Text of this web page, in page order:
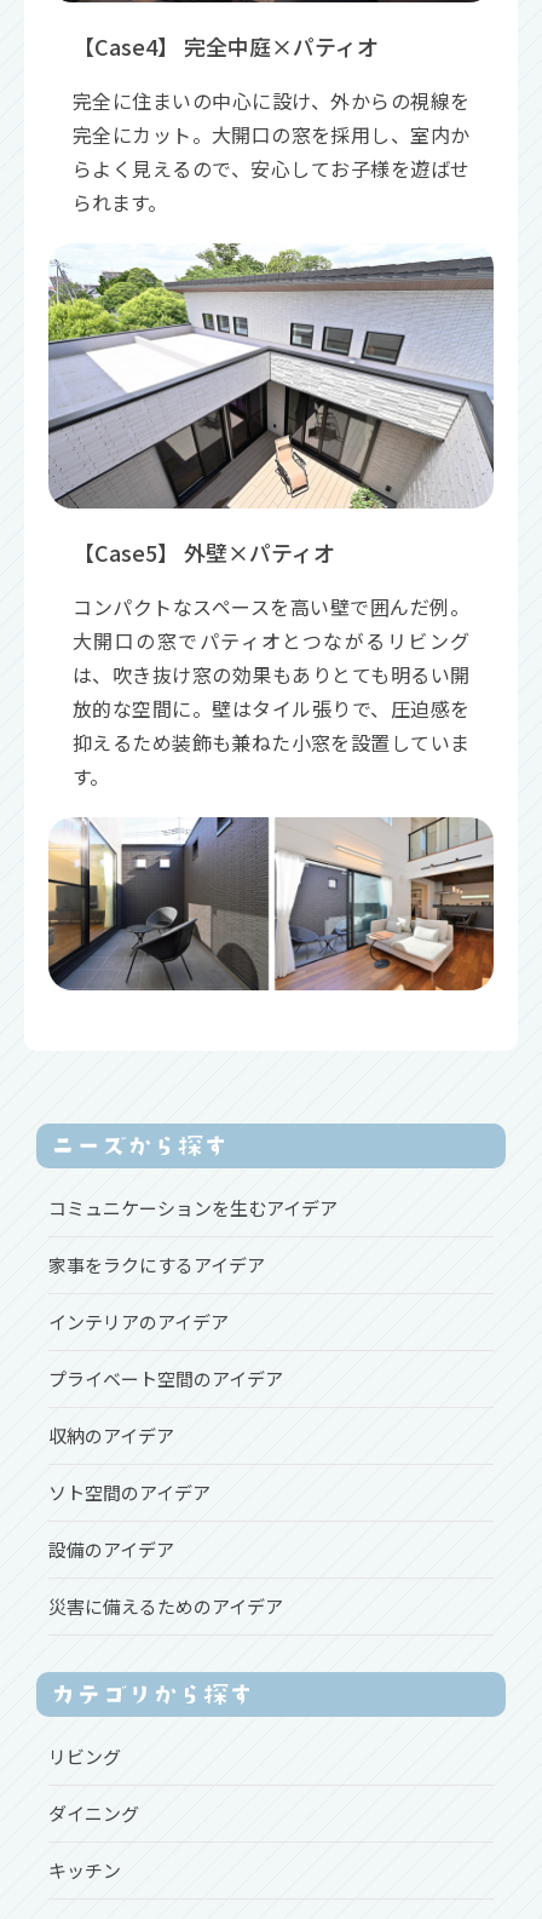
コミュニケーションを生むアイデア
家事をラクにするアイデア
インテリアのアイデア
プライベート空間のアイデア
収納のアイデア
ソト空間のアイデア
設備のアイデア
災害に備えるためのアイデア
リビング
ダイニング
キッチン
【Case4】 完全中庭×パティオ
完全に住まいの中心に設け、外からの視線を
完全にカット。大開口の窓を採用し、室内か
らよく見えるので、安心してお子様を遊ばせ
られます。
【Case5】 外壁×パティオ
コンパクトなスペースを高い壁で囲んだ例。
大開口の窓でパティオとつながるリビング
は、吹き抜け窓の効果もありとても明るい開
放的な空間に。壁はタイル張りで、圧迫感を
抑えるため装飾も兼ねた小窓を設置していま
す。